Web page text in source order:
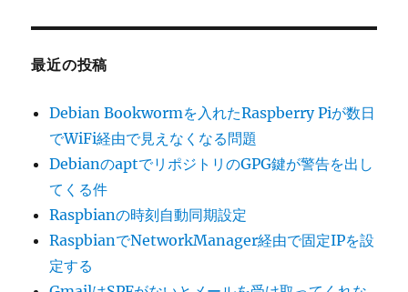
最近の投稿
Debian Bookwormを入れたRaspberry Piが数日
でWiFi経由で見えなくなる問題
DebianのaptでリポジトリのGPG鍵が警告を出し
てくる件
Raspbianの時刻自動同期設定
RaspbianでNetworkManager経由で固定IPを設
定する